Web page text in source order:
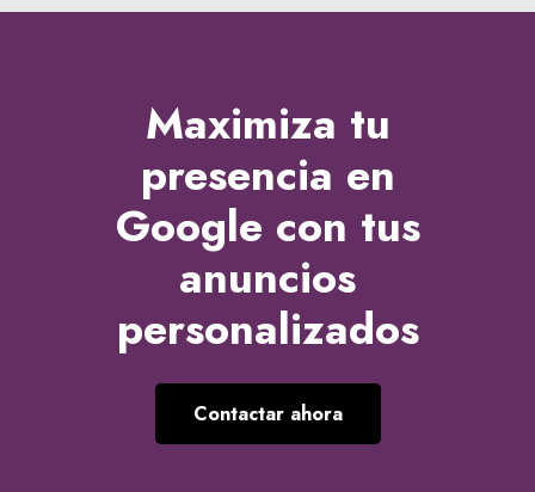
Maximiza tu
presencia en
Google con tus
anuncios
personalizados
Contactar ahora